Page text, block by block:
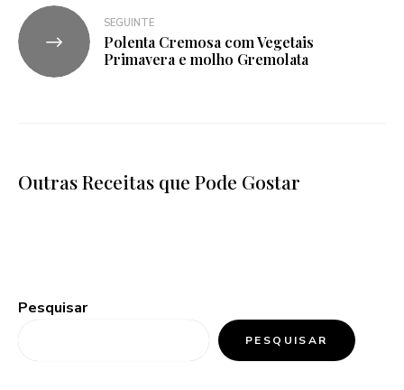
SEGUINTE
Polenta Cremosa com Vegetais
Primavera e molho Gremolata
Outras Receitas que Pode Gostar
Pesquisar
PESQUISAR